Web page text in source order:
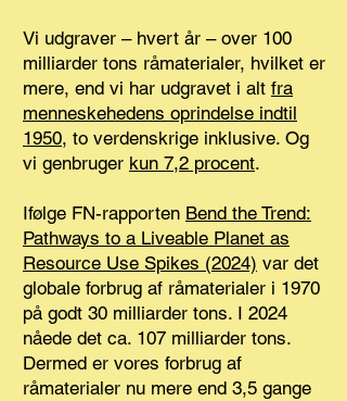
Vi udgraver – hvert år – over 100
milliarder tons råmaterialer, hvilket er
mere, end vi har udgravet i alt fra
menneskehedens oprindelse indtil
1950, to verdenskrige inklusive. Og
vi genbruger kun 7,2 procent.
Ifølge FN-rapporten Bend the Trend:
Pathways to a Liveable Planet as
Resource Use Spikes (2024) var det
globale forbrug af råmaterialer i 1970
på godt 30 milliarder tons. I 2024
nåede det ca. 107 milliarder tons.
Dermed er vores forbrug af
råmaterialer nu mere end 3,5 gange